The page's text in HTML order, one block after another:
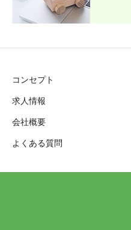
コンセプト
求人情報
会社概要
よくある質問